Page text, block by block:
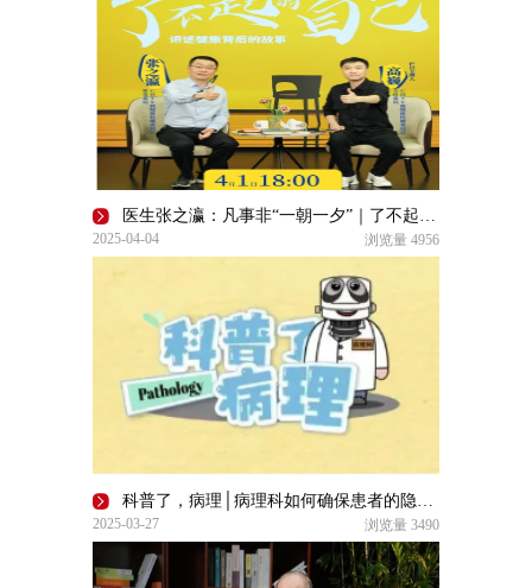
医生张之瀛：凡事非“一朝一夕”｜了不起的自己
2025-04-04 浏览量 4956
科普了，病理│病理科如何确保患者的隐私得到妥善保护？
2025-03-27 浏览量 3490